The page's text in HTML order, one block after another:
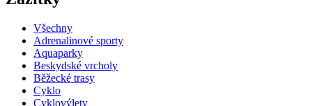
Všechny
Adrenalinové sporty
Aquaparky
Beskydské vrcholy
Běžecké trasy
Cyklo
Cyklovýlety